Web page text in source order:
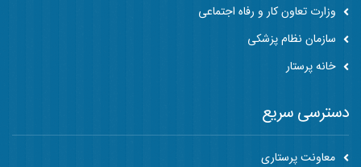
وزارت تعاون کار و رفاه اجتماعی
سازمان نظام پزشکی
خانه پرستار
دسترسی سریع
معاونت پرستاری